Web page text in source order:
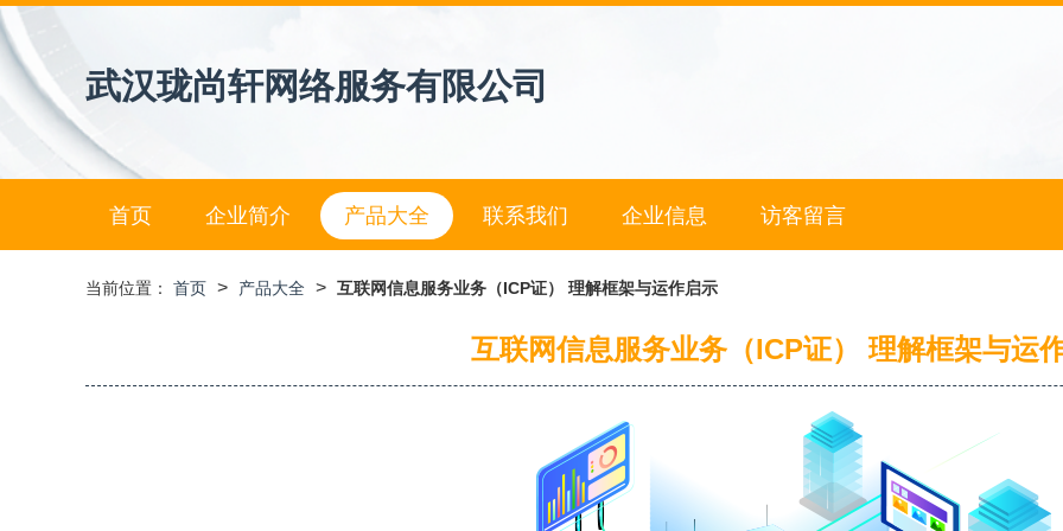
武汉珑尚轩网络服务有限公司
首页 企业简介 产品大全 联系我们 企业信息 访客留言
当前位置： 首页 > 产品大全 > 互联网信息服务业务（ICP证） 理解框架与运作启示
互联网信息服务业务（ICP证） 理解框架与运